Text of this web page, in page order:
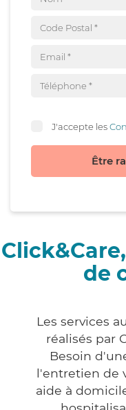
J'accepte les
Être
de
Les services
réalisés par
Besoin
l'entretien de
aide à